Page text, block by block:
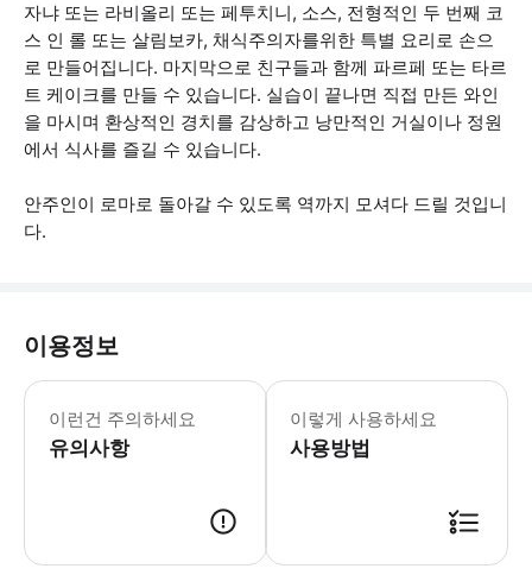
자냐 또는 라비올리 또는 페투치니, 소스, 전형적인 두 번째 코
스 인 롤 또는 살림보카, 채식주의자를위한 특별 요리로 손으
로 만들어집니다. 마지막으로 친구들과 함께 파르페 또는 타르
트 케이크를 만들 수 있습니다. 실습이 끝나면 직접 만든 와인
을 마시며 환상적인 경치를 감상하고 낭만적인 거실이나 정원
에서 식사를 즐길 수 있습니다.
안주인이 로마로 돌아갈 수 있도록 역까지 모셔다 드릴 것입니
다.
이용정보
이런건 주의하세요
유의사항
- 식이 제한은 사전에 통보하면 수용
이렇게 사용하세요
사용방법